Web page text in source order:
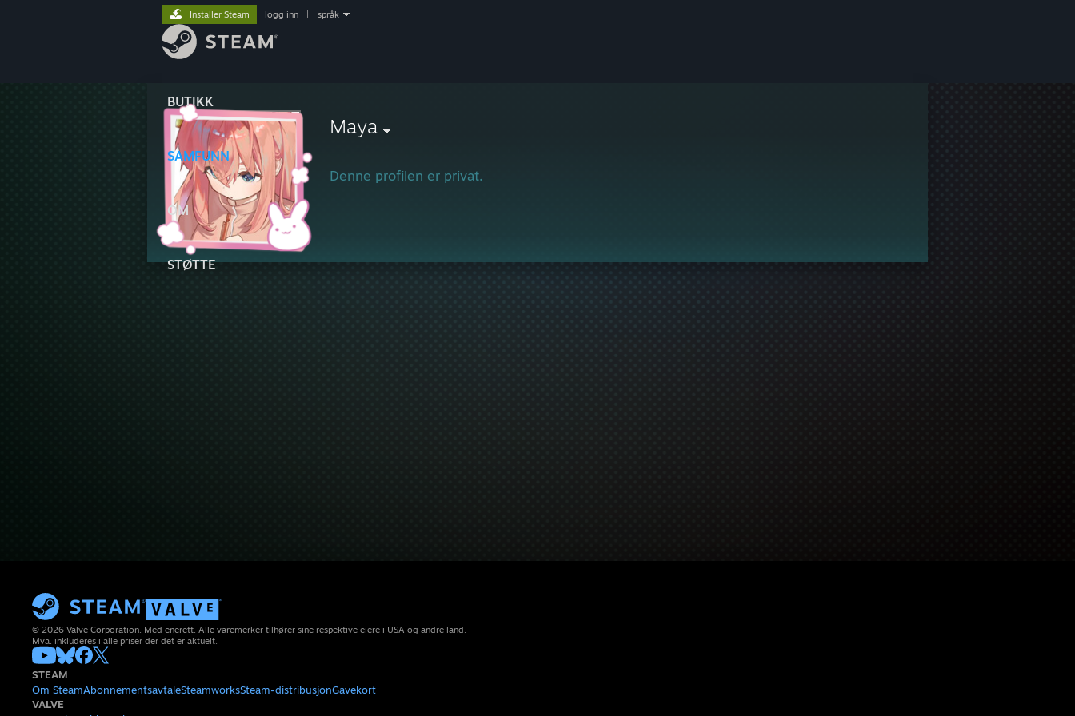
BUTIKK
SAMFUNN
OM
STØTTE
Installer Steam logg inn språk
Maya
Denne profilen er privat.
© 2026 Valve Corporation. Med enerett. Alle varemerker tilhører sine respektive eiere i USA og andre land.
Mva. inkluderes i alle priser der det er aktuelt.
STEAM
Om SteamAbonnementsavtaleSteamworksSteam-distribusjonGavekort
VALVE